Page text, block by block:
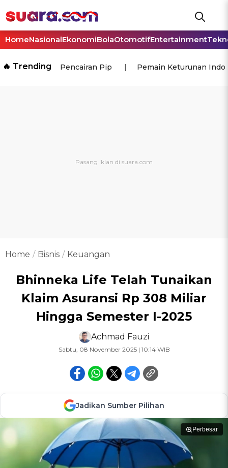
HomeNasionalEkonomiBolaOtomotifEntertainment
🔥 Trending Pencairan Pip Pemain Keturunan
Home Bisnis Keuangan
Bhinneka Life Telah Tunaikan
Klaim Asuransi Rp 308 Miliar
Hingga Semester I-2025
Achmad Fauzi
Sabtu, 08 November 2025 | 10:14 WIB
Jadikan Sumber Pilihan
Perbesar